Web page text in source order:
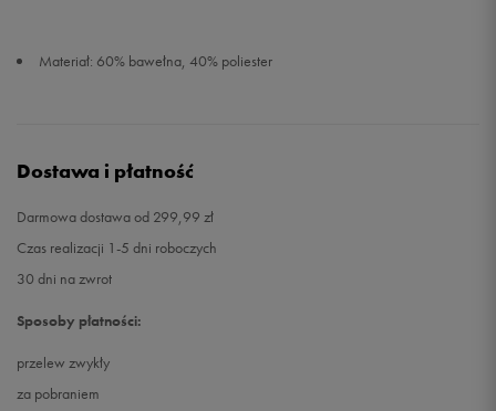
Materiał: 60% bawełna, 40% poliester
Dostawa i płatność
Darmowa dostawa od 299,99 zł
Czas realizacji 1-5 dni roboczych
30 dni na zwrot
Sposoby płatności:
przelew zwykły
za pobraniem